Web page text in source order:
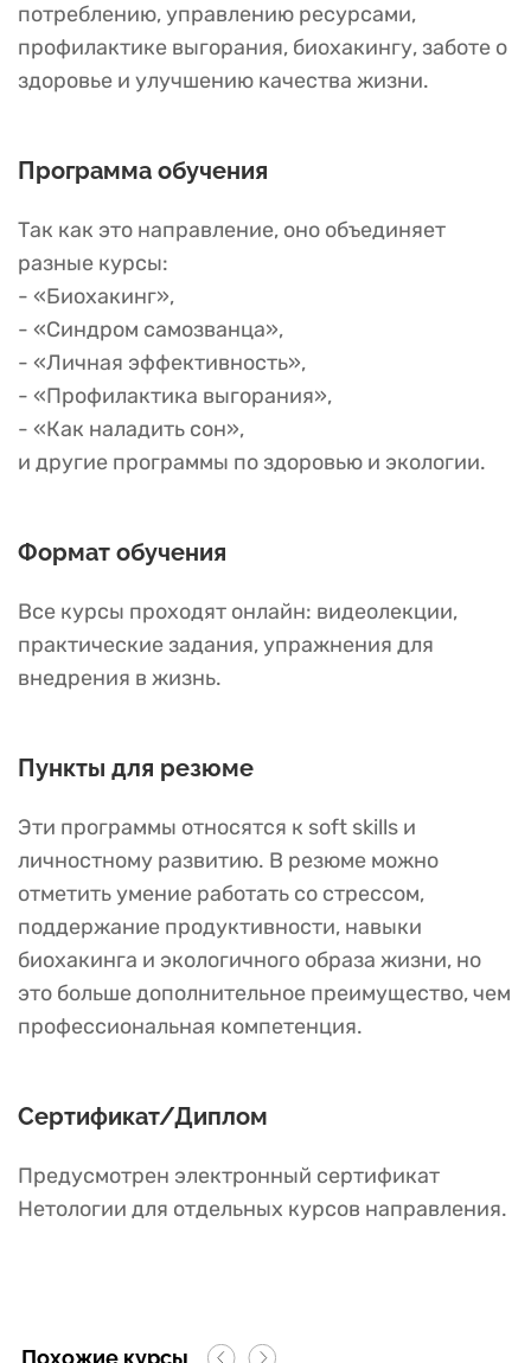
потреблению, управлению ресурсами,
профилактике выгорания, биохакингу, заботе о
здоровье и улучшению качества жизни.
Программа обучения
Так как это направление, оно объединяет
разные курсы:
- «Биохакинг»,
- «Синдром самозванца»,
- «Личная эффективность»,
- «Профилактика выгорания»,
- «Как наладить сон»,
и другие программы по здоровью и экологии.
Формат обучения
Все курсы проходят онлайн: видеолекции,
практические задания, упражнения для
внедрения в жизнь.
Пункты для резюме
Эти программы относятся к soft skills и
личностному развитию. В резюме можно
отметить умение работать со стрессом,
поддержание продуктивности, навыки
биохакинга и экологичного образа жизни, но
это больше дополнительное преимущество, чем
профессиональная компетенция.
Сертификат/Диплом
Предусмотрен электронный сертификат
Нетологии для отдельных курсов направления.
Похожие курсы